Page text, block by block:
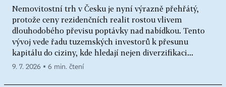
Nemovitostní trh v Česku je nyní výrazně přehřátý,
protože ceny rezidenčních realit rostou vlivem
dlouhodobého převisu poptávky nad nabídkou. Tento
vývoj vede řadu tuzemských investorů k přesunu
kapitálu do ciziny, kde hledají nejen diverzifikaci...
9. 7. 2026 ▪ 6 min. čtení